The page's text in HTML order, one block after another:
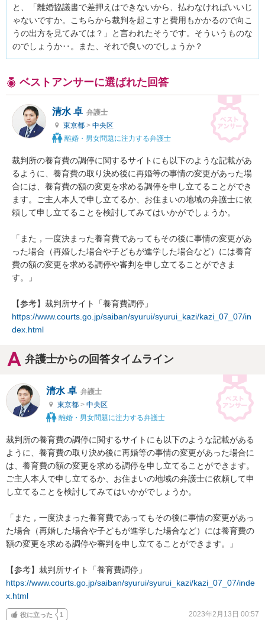
と、「離婚協議書で差押えはできないから、払わなければいいじ
ゃないですか。こちらから裁判を起こすと費用もかかるので向こ
うの出方を見てみては？」と言われたそうです。そういうものな
のでしょうか‥。また、それで良いのでしょうか？
ベストアンサーに選ばれた回答
清水 卓 弁護士
東京都 > 中央区
離婚・男女問題に注力する弁護士
裁判所の養育費の調停に関するサイトにも以下のような記載があ
るように、養育費の取り決め後に再婚等の事情の変更があった場
合には、養育費の額の変更を求める調停を申し立てることができ
ます。ご主人本人で申し立てるか、お住まいの地域の弁護士に依
頼して申し立てることを検討してみてはいかがでしょうか。
「また，一度決まった養育費であってもその後に事情の変更があ
った場合（再婚した場合や子どもが進学した場合など）には養育
費の額の変更を求める調停や審判を申し立てることができま
す。」
https://www.courts.go.jp/saiban/syurui/syurui_kazi/kazi_07_07/in
dex.html
弁護士からの回答タイムライン
清水 卓 弁護士
東京都 > 中央区
離婚・男女問題に注力する弁護士
裁判所の養育費の調停に関するサイトにも以下のような記載がある
ように、養育費の取り決め後に再婚等の事情の変更があった場合に
は、養育費の額の変更を求める調停を申し立てることができます。
ご主人本人で申し立てるか、お住まいの地域の弁護士に依頼して申
し立てることを検討してみてはいかがでしょうか。
「また，一度決まった養育費であってもその後に事情の変更があっ
た場合（再婚した場合や子どもが進学した場合など）には養育費の
額の変更を求める調停や審判を申し立てることができます。」
https://www.courts.go.jp/saiban/syurui/syurui_kazi/kazi_07_07/inde
x.html
役に立った 1 2023年2月13日 00:57